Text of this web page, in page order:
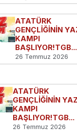
ATATÜRK
GENÇLİĞİNİN
KAMPI
BAŞLIYOR!TGB...
26 Temmuz 2026
ATATÜRK
GENÇLİĞİNİN YAZ
KAMPI
BAŞLIYOR!TGB...
26 Temmuz 2026